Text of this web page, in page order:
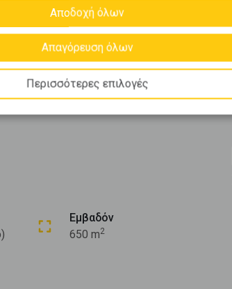
Εμβαδόν
650 m2
Αποδοχή όλων
Απαγόρευση όλων
Περισσότερες επιλογές